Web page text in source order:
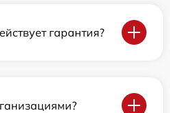
гарантия?